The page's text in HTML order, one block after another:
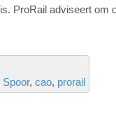
ProRail adviseert
Spoor cao prorail